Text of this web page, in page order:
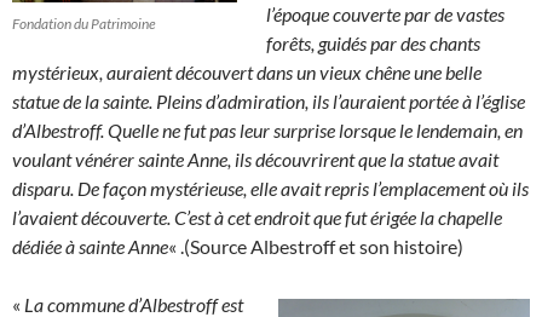
Fondation du Patrimoine
l’époque couverte par de vastes
forêts, guidés par des chants
mystérieux, auraient découvert dans un vieux chêne une belle
statue de la sainte. Pleins d’admiration, ils l’auraient portée à l’église
d’Albestroff. Quelle ne fut pas leur surprise lorsque le lendemain, en
voulant vénérer sainte Anne, ils découvrirent que la statue avait
disparu. De façon mystérieuse, elle avait repris l’emplacement où ils
l’avaient découverte. C’est à cet endroit que fut érigée la chapelle
dédiée à sainte Anne« .(Source Albestroff et son histoire)
« La commune d’Albestroff est